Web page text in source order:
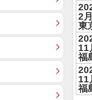
2
東
11
福
11
福